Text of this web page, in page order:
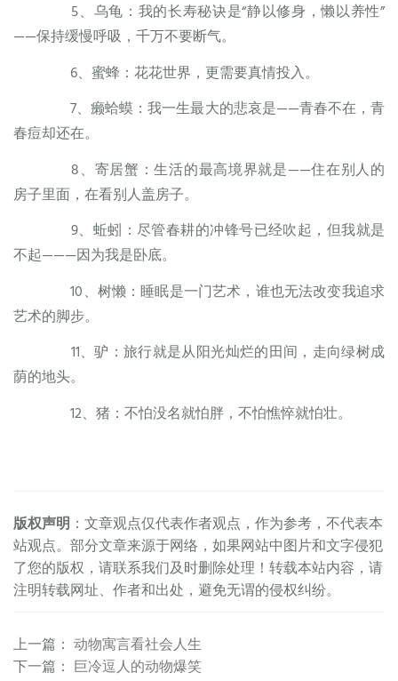
5、乌龟：我的长寿秘诀是“静以修身，懒以养性”
——保持缓慢呼吸，千万不要断气。
6、蜜蜂：花花世界，更需要真情投入。
7、癞蛤蟆：我一生最大的悲哀是——青春不在，青
春痘却还在。
8、寄居蟹：生活的最高境界就是——住在别人的
房子里面，在看别人盖房子。
9、蚯蚓：尽管春耕的冲锋号已经吹起，但我就是
不起———因为我是卧底。
10、树懒：睡眠是一门艺术，谁也无法改变我追求
艺术的脚步。
11、驴：旅行就是从阳光灿烂的田间，走向绿树成
荫的地头。
12、猪：不怕没名就怕胖，不怕憔悴就怕壮。
版权声明 ：文章观点仅代表作者观点，作为参考，不代表本
站观点。部分文章来源于网络，如果网站中图片和文字侵犯
了您的版权，请联系我们及时删除处理！转载本站内容，请
注明转载网址、作者和出处，避免无谓的侵权纠纷。
上一篇 ： 动物寓言看社会人生
下一篇 ： 巨冷逗人的动物爆笑